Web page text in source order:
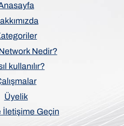
Nedir?
kullanılır?
Üyelik
İletişime Geçin